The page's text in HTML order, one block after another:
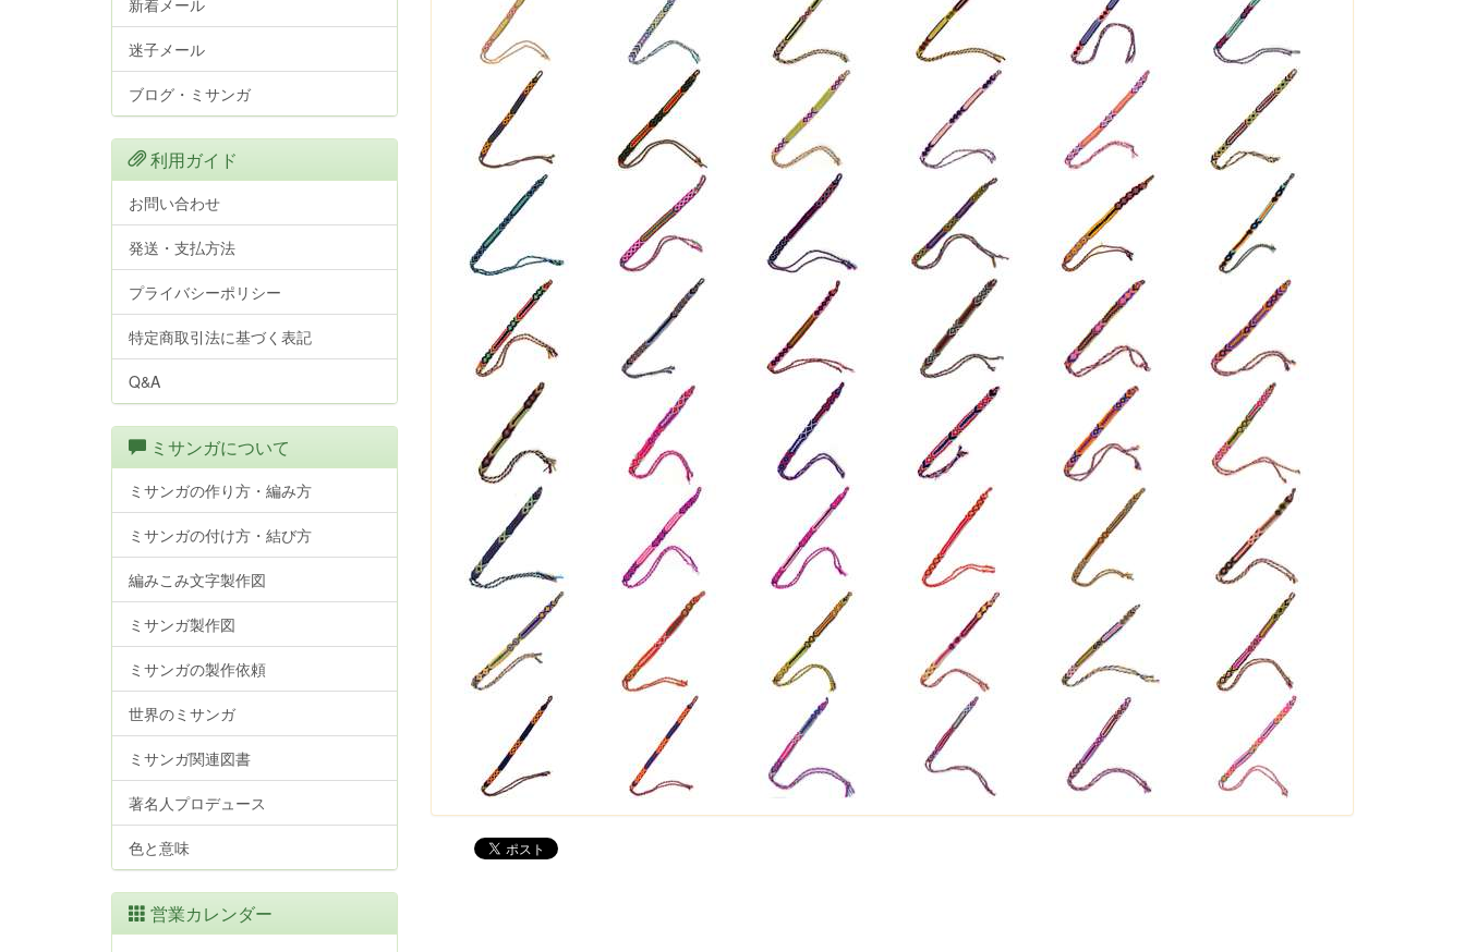
新着メール
迷子メール
ブログ・ミサンガ
利用ガイド
お問い合わせ
発送・支払方法
プライバシーポリシー
特定商取引法に基づく表記
Q&A
ミサンガについて
ミサンガの作り方・編み方
ミサンガの付け方・結び方
編みこみ文字製作図
ミサンガ製作図
ミサンガの製作依頼
世界のミサンガ
ミサンガ関連図書
著名人プロデュース
色と意味
営業カレンダー